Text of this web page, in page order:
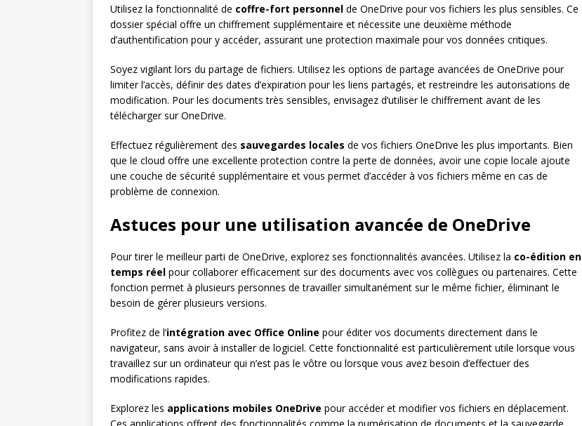
Utilisez la fonctionnalité de coffre-fort personnel de OneDrive pour vos fichiers les plus sensibles. Ce
dossier spécial offre un chiffrement supplémentaire et nécessite une deuxième méthode
d’authentification pour y accéder, assurant une protection maximale pour vos données critiques.
Soyez vigilant lors du partage de fichiers. Utilisez les options de partage avancées de OneDrive pour
limiter l’accès, définir des dates d’expiration pour les liens partagés, et restreindre les autorisations de
modification. Pour les documents très sensibles, envisagez d’utiliser le chiffrement avant de les
télécharger sur OneDrive.
Effectuez régulièrement des sauvegardes locales de vos fichiers OneDrive les plus importants. Bien
que le cloud offre une excellente protection contre la perte de données, avoir une copie locale ajoute
une couche de sécurité supplémentaire et vous permet d’accéder à vos fichiers même en cas de
problème de connexion.
Astuces pour une utilisation avancée de OneDrive
Pour tirer le meilleur parti de OneDrive, explorez ses fonctionnalités avancées. Utilisez la co-édition en
temps réel pour collaborer efficacement sur des documents avec vos collègues ou partenaires. Cette
fonction permet à plusieurs personnes de travailler simultanément sur le même fichier, éliminant le
besoin de gérer plusieurs versions.
Profitez de l’intégration avec Office Online pour éditer vos documents directement dans le
navigateur, sans avoir à installer de logiciel. Cette fonctionnalité est particulièrement utile lorsque vous
travaillez sur un ordinateur qui n’est pas le vôtre ou lorsque vous avez besoin d’effectuer des
modifications rapides.
Explorez les applications mobiles OneDrive pour accéder et modifier vos fichiers en déplacement.